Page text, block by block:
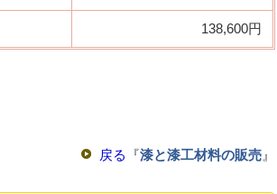
138,600円
戻る 『漆と漆工材料の販売 』